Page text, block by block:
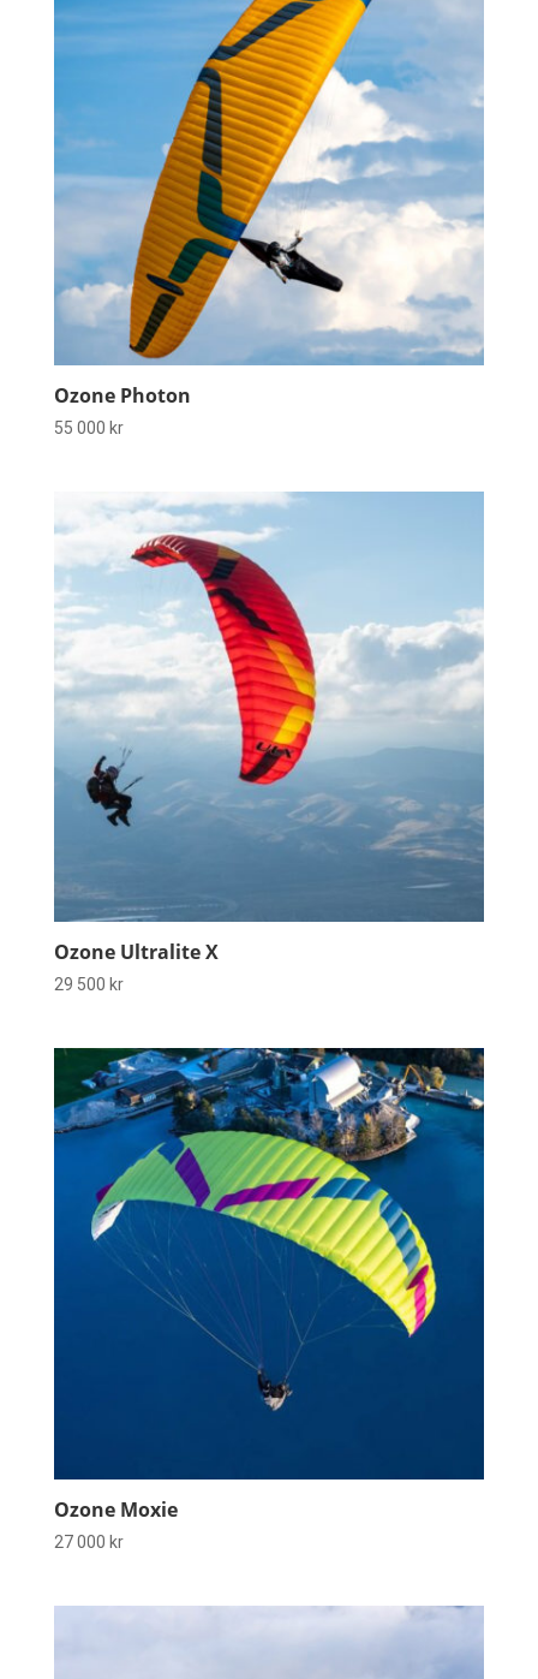
Ozone Photon
55 000 kr
Ozone Ultralite X
29 500 kr
Ozone Moxie
27 000 kr